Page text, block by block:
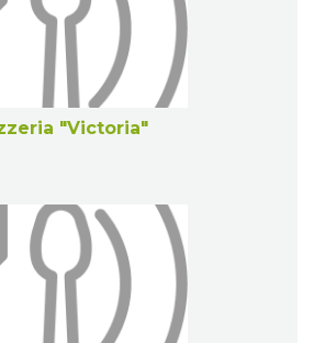
"Victoria"